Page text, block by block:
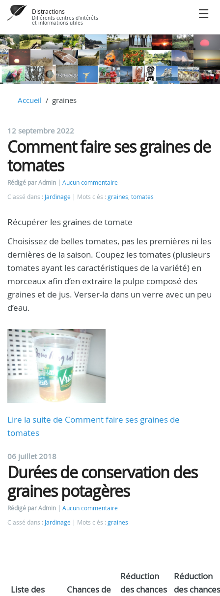
Distractions
Différents centres d'intérêts
et informations utiles
Accueil graines
12 septembre 2022
Comment faire ses graines de
tomates
Rédigé par Admin
Aucun commentaire
Classé dans : Jardinage Mots clés : graines tomates
Récupérer les graines de tomate
Choisissez de belles tomates, pas les premières ni les
dernières de la saison. Coupez les tomates (plusieurs
tomates ayant les caractéristiques de la variété) en
morceaux afin d’en extraire la pulpe composé des
graines et de jus. Verser-la dans un verre avec un peu
d’eau.
Lire la suite de Comment faire ses graines de
tomates
06 juillet 2018
Durées de conservation des
graines potagères
Rédigé par Admin
Aucun commentaire
Classé dans : Jardinage Mots clés : graines
Liste des
Chances de
Réduction
des chances
Réduction
des chances